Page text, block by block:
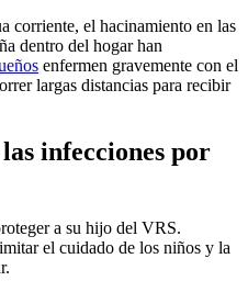
corriente, el hacinamiento en las
dentro del hogar han
enfermen gravemente con el
largas distancias para recibir
infecciones por
a su hijo del VRS.
el cuidado de los niños y la